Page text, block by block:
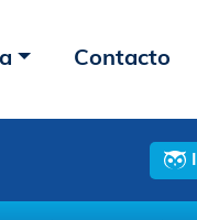
Contacto